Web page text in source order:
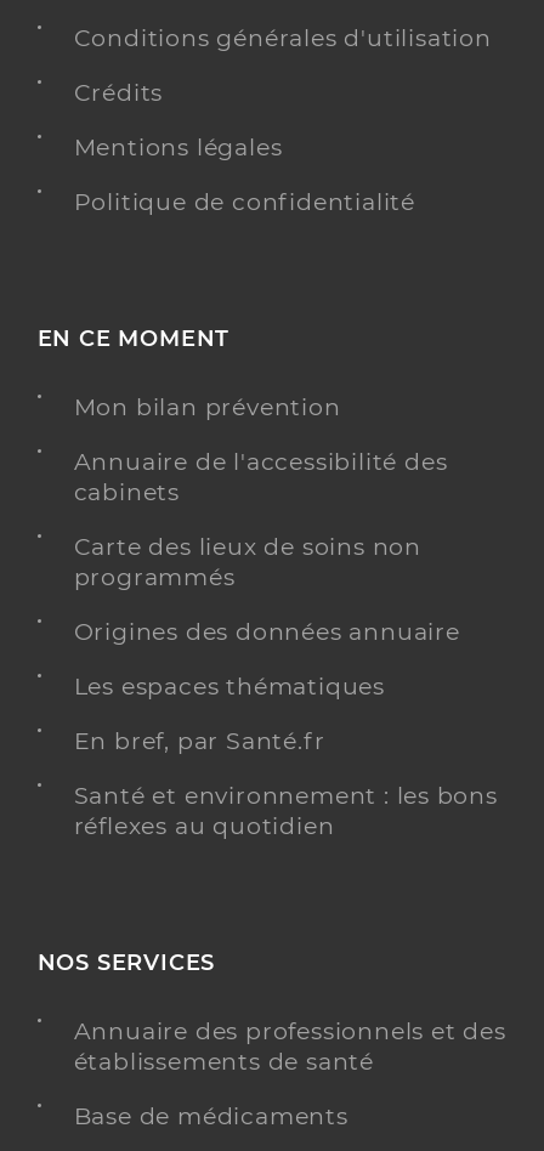
Conditions générales d'utilisation
Crédits
Mentions légales
Politique de confidentialité
EN CE MOMENT
Mon bilan prévention
Annuaire de l'accessibilité des
cabinets
Carte des lieux de soins non
programmés
Origines des données annuaire
Les espaces thématiques
En bref, par Santé.fr
Santé et environnement : les bons
réflexes au quotidien
NOS SERVICES
Annuaire des professionnels et des
établissements de santé
Base de médicaments